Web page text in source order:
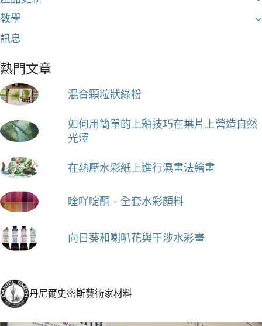
教學
訊息
熱門文章
混合顆粒狀綠粉
如何用簡單的上釉技巧在葉片上營造自然
光澤
在熱壓水彩紙上進行濕畫法繪畫
喹吖啶酮 - 全套水彩顏料
向日葵和喇叭花與干涉水彩畫
丹尼爾史密斯藝術家材料